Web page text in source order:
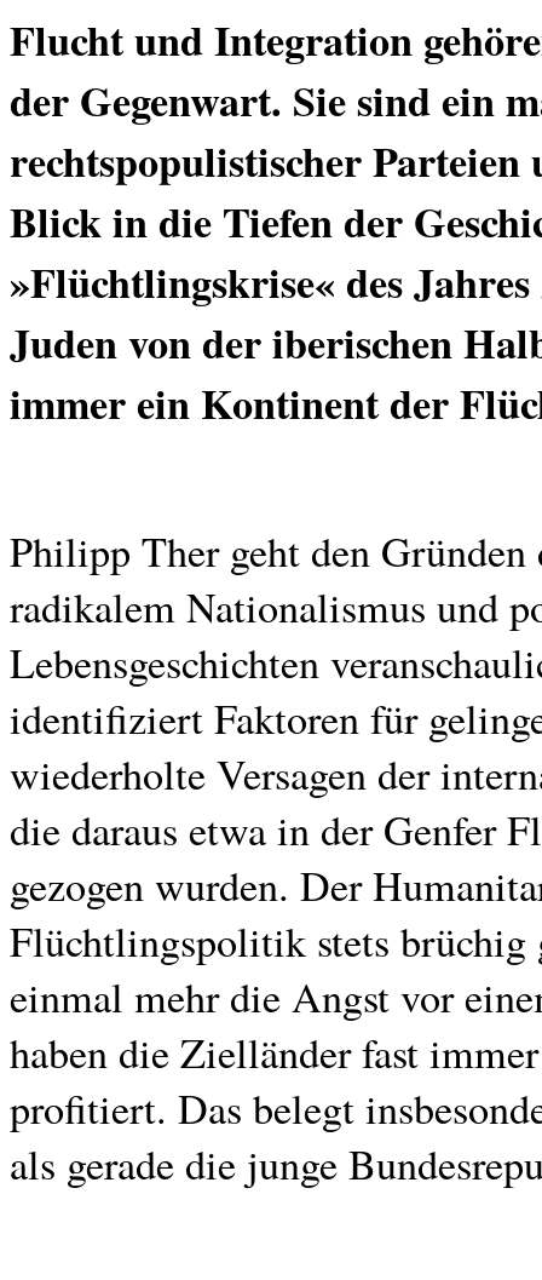
Flucht und Integration
der Gegenwart. Sie sind ein
rechtspopulistischer
Blick in die Tiefen der
»Flüchtlingskrise« des
Juden von der iberischen
immer ein Kontinent der
Philipp Ther geht den
radikalem Nationalismus und
Lebensgeschichten
identifiziert Faktoren für
wiederholte Versagen der
die daraus etwa in der Genfer
gezogen wurden. Der
Flüchtlingspolitik stets brüchig
einmal mehr die Angst vor
haben die Zielländer fast
profitiert. Das belegt
als gerade die junge